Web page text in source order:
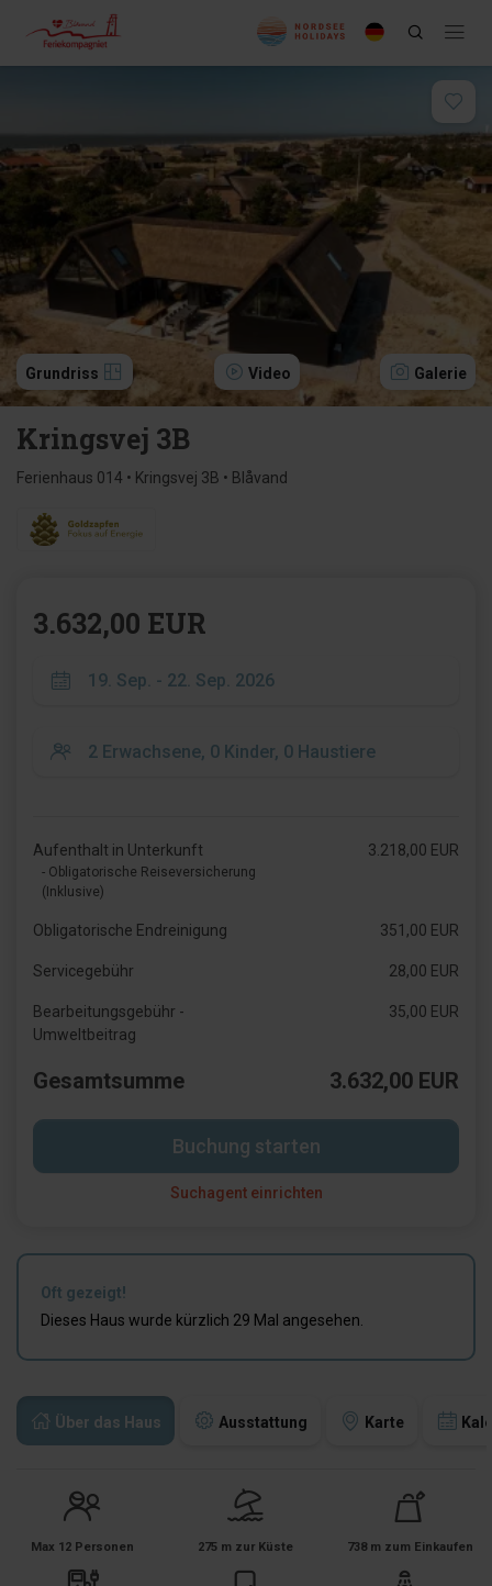
Grundriss Video Galerie
Kringsvej 3B
Ferienhaus 014 • Kringsvej 3B • Blåvand
Über das Haus Ausstattung Karte
Max 12 Personen 275 m zur Küste 738 m zum Einkaufen
3.632,00 EUR
Aufenthalt in Unterkunft
- Obligatorische Reiseversicherung
(Inklusive)
3.218,00 EUR
Obligatorische Endreinigung 351,00 EUR
Servicegebühr 28,00 EUR
Bearbeitungsgebühr -
Umweltbeitrag
35,00 EUR
Gesamtsumme 3.632,00 EUR
Buchung starten
Suchagent einrichten
Oft gezeigt!
Dieses Haus wurde kürzlich 29 Mal angesehen.